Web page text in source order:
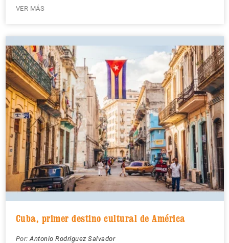
VER MÁS
Cuba, primer destino cultural de América
Por: Antonio Rodríguez Salvador